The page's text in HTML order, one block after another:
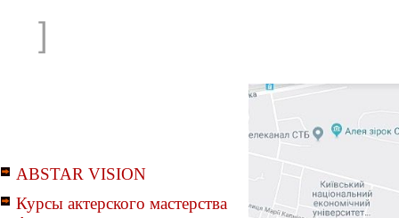
]
ABSTAR VISION
Курсы актерского мастерства